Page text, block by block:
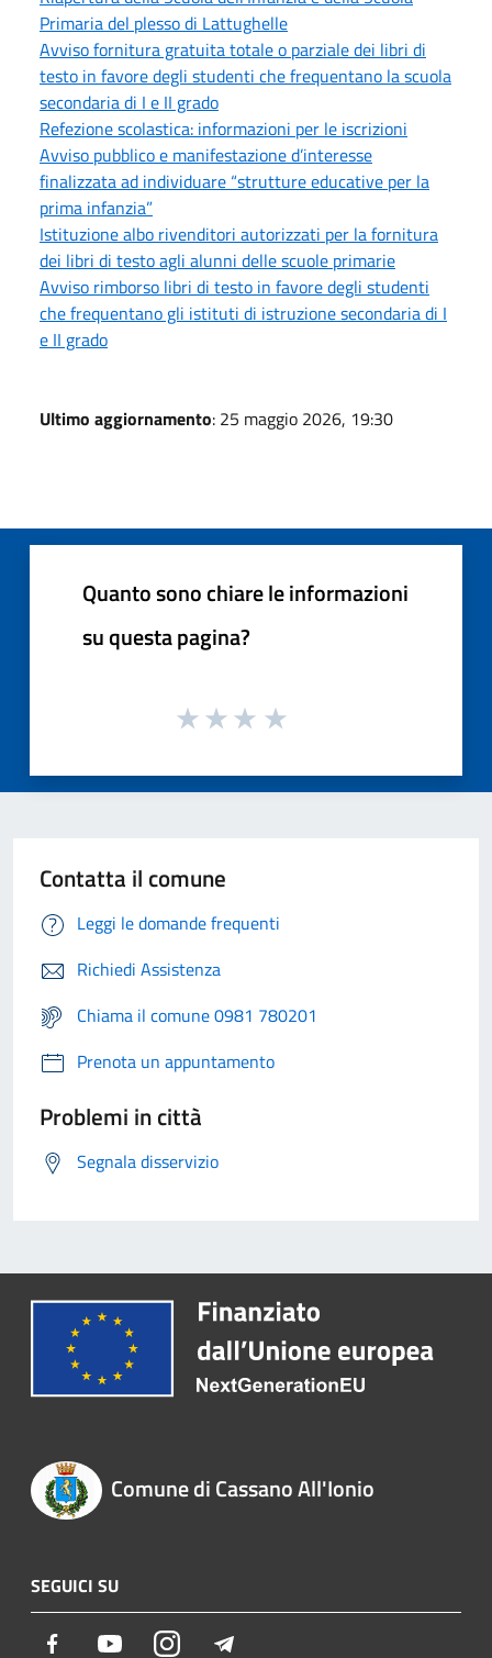
Primaria del plesso di Lattughelle
Avviso fornitura gratuita totale o parziale dei libri di
testo in favore degli studenti che frequentano la scuola
secondaria di I e II grado
Refezione scolastica: informazioni per le iscrizioni
Avviso pubblico e manifestazione d’interesse
finalizzata ad individuare “strutture educative per la
prima infanzia”
Istituzione albo rivenditori autorizzati per la fornitura
dei libri di testo agli alunni delle scuole primarie
Avviso rimborso libri di testo in favore degli studenti
che frequentano gli istituti di istruzione secondaria di I
e II grado
Ultimo aggiornamento: 25 maggio 2026, 19:30
Quanto sono chiare le informazioni
su questa pagina?
Contatta il comune
Leggi le domande frequenti
Richiedi Assistenza
Chiama il comune 0981 780201
Prenota un appuntamento
Problemi in città
Segnala disservizio
Comune di Cassano All'Ionio
SEGUICI SU
Facebook YoutubeInstagram